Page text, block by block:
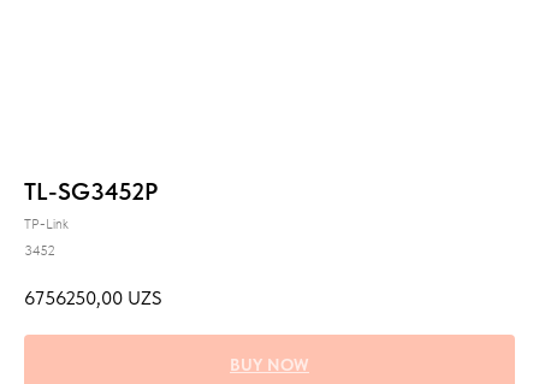
TL-SG3452P
TP-Link
3452
6756250,00 UZS
BUY NOW